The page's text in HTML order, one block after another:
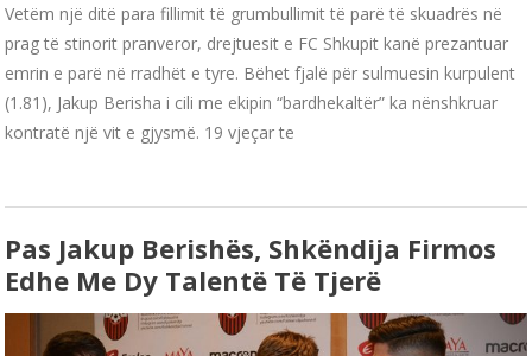
Vetëm një ditë para fillimit të grumbullimit të parë të skuadrës në
prag të stinorit pranveror, drejtuesit e FC Shkupit kanë prezantuar
emrin e parë në rradhët e tyre. Bëhet fjalë për sulmuesin kurpulent
(1.81), Jakup Berisha i cili me ekipin “bardhekaltër” ka nënshkruar
kontratë një vit e gjysmë. 19 vjeçar te
Pas Jakup Berishës, Shkëndija Firmos
Edhe Me Dy Talentë Të Tjerë